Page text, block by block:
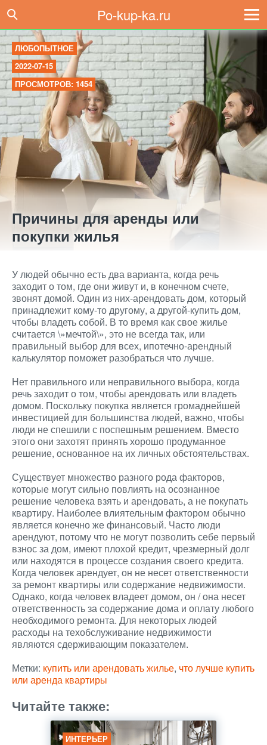
Po-kup-ka.ru
ЛЮБОПЫТНОЕ
2022-07-15
ПРОСМОТРОВ: 1454
Причины для аренды или
покупки жилья
У людей обычно есть два варианта, когда речь
заходит о том, где они живут и, в конечном счете,
звонят домой. Один из них-арендовать дом, который
принадлежит кому-то другому, а другой-купить дом,
чтобы владеть собой. В то время как свое жилье
считается \»мечтой\», это не всегда так, или
правильный выбор для всех, ипотечно-арендный
калькулятор поможет разобраться что лучше.
Нет правильного или неправильного выбора, когда
речь заходит о том, чтобы арендовать или владеть
домом. Поскольку покупка является громаднейшей
инвестицией для большинства людей, важно, чтобы
люди не спешили с поспешным решением. Вместо
этого они захотят принять хорошо продуманное
решение, основанное на их личных обстоятельствах.
Существует множество разного рода факторов,
которые могут сильно повлиять на осознанное
решение человека взять и арендовать, а не покупать
квартиру. Наиболее влиятельным фактором обычно
является конечно же финансовый. Часто люди
арендуют, потому что не могут позволить себе первый
взнос за дом, имеют плохой кредит, чрезмерный долг
или находятся в процессе создания своего кредита.
Когда человек арендует, он не несет ответственности
за ремонт квартиры или содержание недвижимости.
Однако, когда человек владеет домом, он / она несет
ответственность за содержание дома и оплату любого
необходимого ремонта. Для некоторых людей
расходы на техобслуживание недвижимости
являются сдерживающим показателем.
Метки: купить или арендовать жилье, что лучше купить
или аренда квартиры
Читайте также:
ИНТЕРЬЕР